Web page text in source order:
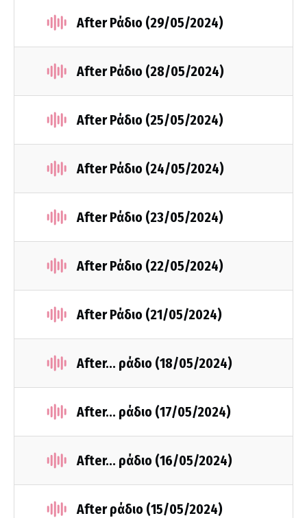
After Ράδιο (29/05/2024)
After Ράδιο (28/05/2024)
After Ράδιο (25/05/2024)
After Ράδιο (24/05/2024)
After Ράδιο (23/05/2024)
After Ράδιο (22/05/2024)
After Ράδιο (21/05/2024)
After... ράδιο (18/05/2024)
After... ράδιο (17/05/2024)
After... ράδιο (16/05/2024)
After ράδιο (15/05/2024)